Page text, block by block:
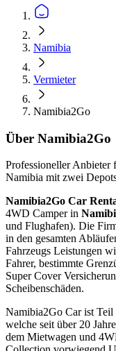
Namibia
Vermieter
Namibia2Go
Über Namibia2Go
Professioneller
Namibia mit zwei
Namibia2Go Car
4WD Camper in
und Flughafen). Die
in den gesamten
Fahrzeugs Leistungen
Fahrer, bestimmte
Super Cover
Scheibenschäden.
Namibia2Go Car ist Teil
welche seit über 20
dem Mietwagen und